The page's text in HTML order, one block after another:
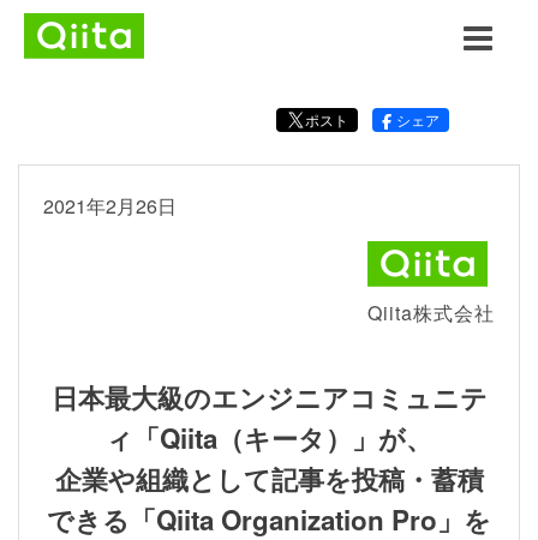
ポスト シェア
2021年2月26日
Qiita株式会社
日本最大級のエンジニアコミュニテ
ィ「Qiita（キータ）」が、
企業や組織として記事を投稿・蓄積
できる「Qiita Organization Pro」を